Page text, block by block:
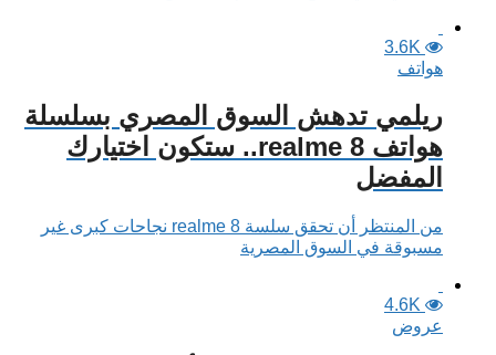
3.6K
هواتف
ريلمي تدهش السوق المصري بسلسلة
هواتف realme 8.. ستكون اختيارك
المفضل
من المنتظر أن تحقق سلسة realme 8 نجاحات كبرى غير
مسبوقة في السوق المصرية
4.6K
عروض